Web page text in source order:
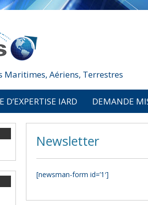
Maritimes, Aériens, Terrestres
D’EXPERTISE IARD DEMANDE
Newsletter
[newsman-form id=’1′]